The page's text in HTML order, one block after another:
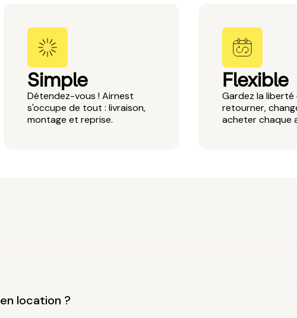
Simple
Détendez-vous ! Airnest
s'occupe de tout : livraison,
montage et reprise.
Flexible
Gardez la liberté
retourner,
acheter chaque
location ?